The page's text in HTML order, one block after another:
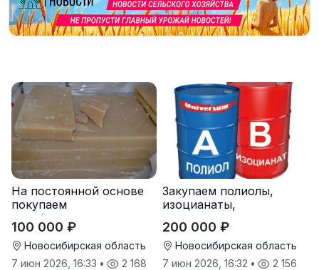
На постоянной основе
покупаем
парафиносодержащие
продукты
100 000 ₽
Новосибирская область
7 июн 2026, 16:33 • 2 168
Закупаем полиолы,
изоцианаты,
пенополиуретана (ППУ)
200 000 ₽
Новосибирская область
7 июн 2026, 16:32 • 2 156